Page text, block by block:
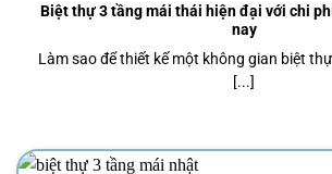
Biệt thự 3 tầng mái thái hiện đại với chi
nay
Làm sao để thiết kế một không gian biệt
[...]